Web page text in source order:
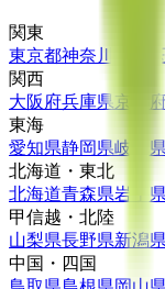
関東
東京都神奈川県 埼
関西
大阪府兵庫県京都
東海
愛知県静岡県岐阜県
北海道・東北
北海道青森県岩手県
甲信越・北陸
山梨県長野県新潟県
中国・四国